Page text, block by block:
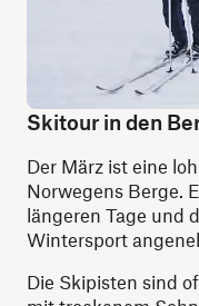
Skitour in den
Der März ist eine
Norwegens Berge.
längeren Tage und
Wintersport
Die Skipisten sind